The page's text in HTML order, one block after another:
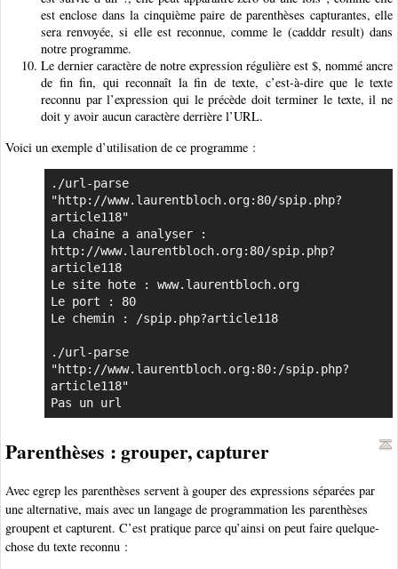
est enclose dans la cinquième paire de parenthèses capturantes, elle
sera renvoyée, si elle est reconnue, comme le (cadddr result) dans
notre programme.
Le dernier caractère de notre expression régulière est $, nommé ancre
de fin fin, qui reconnaît la fin de texte, c’est-à-dire que le texte
reconnu par l’expression qui le précède doit terminer le texte, il ne
doit y avoir aucun caractère derrière l’URL.
Voici un exemple d’utilisation de ce programme :
./url-parse
"http://www.laurentbloch.org:80/spip.php?
article118"
La chaine a analyser :
http://www.laurentbloch.org:80/spip.php?
article118
Le site hote : www.laurentbloch.org
Le port : 80
Le chemin : /spip.php?article118
./url-parse
"http://www.laurentbloch.org:80:/spip.php?
article118"
Pas un url
Parenthèses : grouper, capturer
Avec egrep les parenthèses servent à gouper des expressions séparées par
une alternative, mais avec un langage de programmation les parenthèses
groupent et capturent. C’est pratique parce qu’ainsi on peut faire quelque-
chose du texte reconnu :